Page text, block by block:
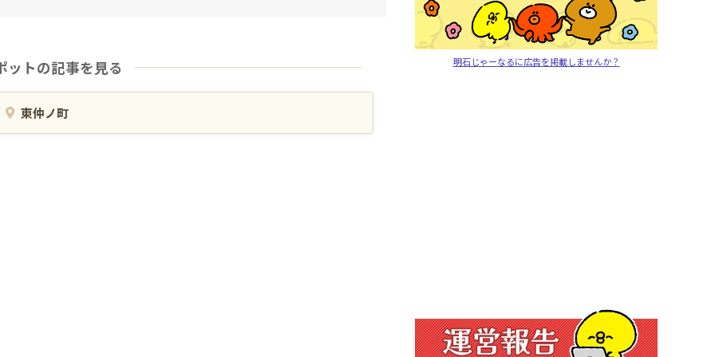
ットの記事を見る
東仲ノ町
明石じゃーなるに広告を掲載しませんか？